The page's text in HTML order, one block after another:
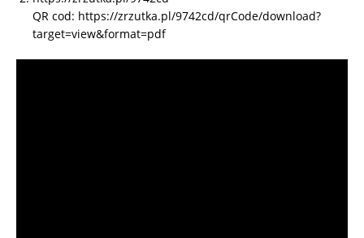
QR cod: https://zrzutka.pl/9742cd/qrCode/download?
target=view&format=pdf